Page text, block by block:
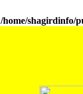
/home/shagirdinfo/